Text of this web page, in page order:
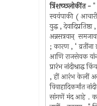
त्रिंशच्छ्लोकींत -"
स्वयंपाकी ( आचारी
युद्ध ,
अन्नसत्रवान्
; कारण , ‘
आणि राजसेवक
प्रारंभ
, हीं आरंभ केलीं
विवाहादिकर्मांत
सांगणें मंद आहे .